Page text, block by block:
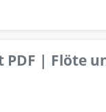
| Flöte